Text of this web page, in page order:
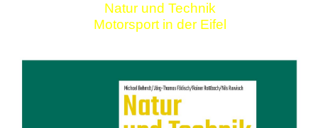
Natur und Technik
Motorsport in der Eifel